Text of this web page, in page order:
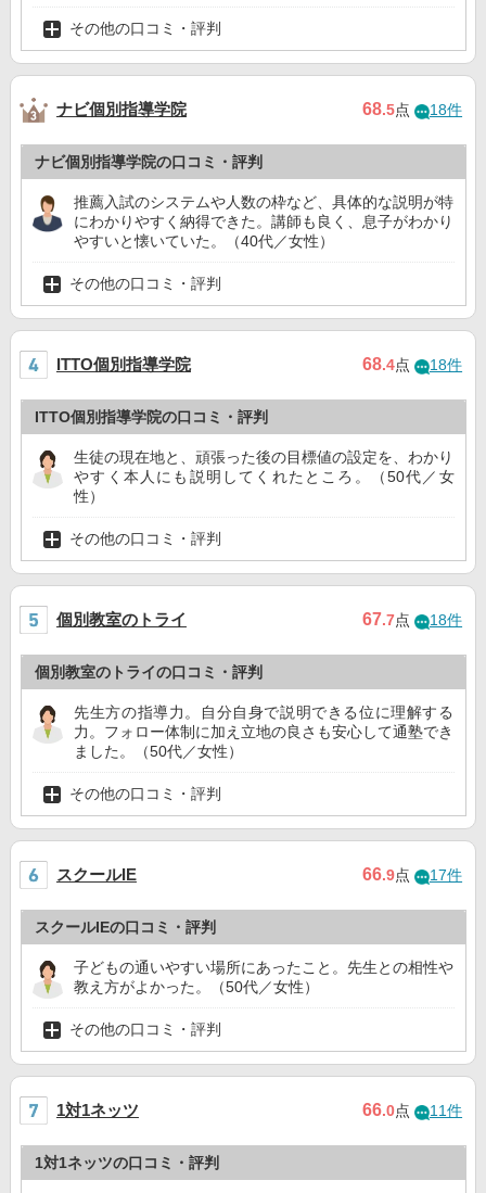
その他の口コミ・評判
ナビ個別指導学院 68.5点 18件
ナビ個別指導学院の口コミ・評判
推薦入試のシステムや人数の枠など、具体的な説明が特
にわかりやすく納得できた。講師も良く、息子がわかり
やすいと懐いていた。（40代／女性）
その他の口コミ・評判
ITTO個別指導学院 68.4点 18件
ITTO個別指導学院の口コミ・評判
生徒の現在地と、頑張った後の目標値の設定を、わかり
やすく本人にも説明してくれたところ。（50代／女
性）
その他の口コミ・評判
個別教室のトライ 67.7点 18件
個別教室のトライの口コミ・評判
先生方の指導力。自分自身で説明できる位に理解する
力。フォロー体制に加え立地の良さも安心して通塾でき
ました。（50代／女性）
その他の口コミ・評判
スクールIE 66.9点 17件
スクールIEの口コミ・評判
子どもの通いやすい場所にあったこと。先生との相性や
教え方がよかった。（50代／女性）
その他の口コミ・評判
1対1ネッツ 66.0点 11件
1対1ネッツの口コミ・評判